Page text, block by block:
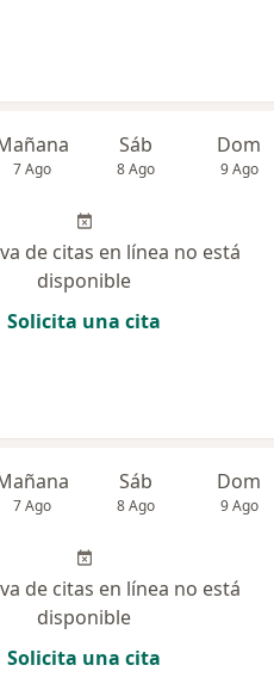
7 Ago
Sáb
8 Ago
Dom
9 Ago
de citas en línea no está
disponible
Solicita una cita
7 Ago
Sáb
8 Ago
Dom
9 Ago
de citas en línea no está
disponible
Solicita una cita